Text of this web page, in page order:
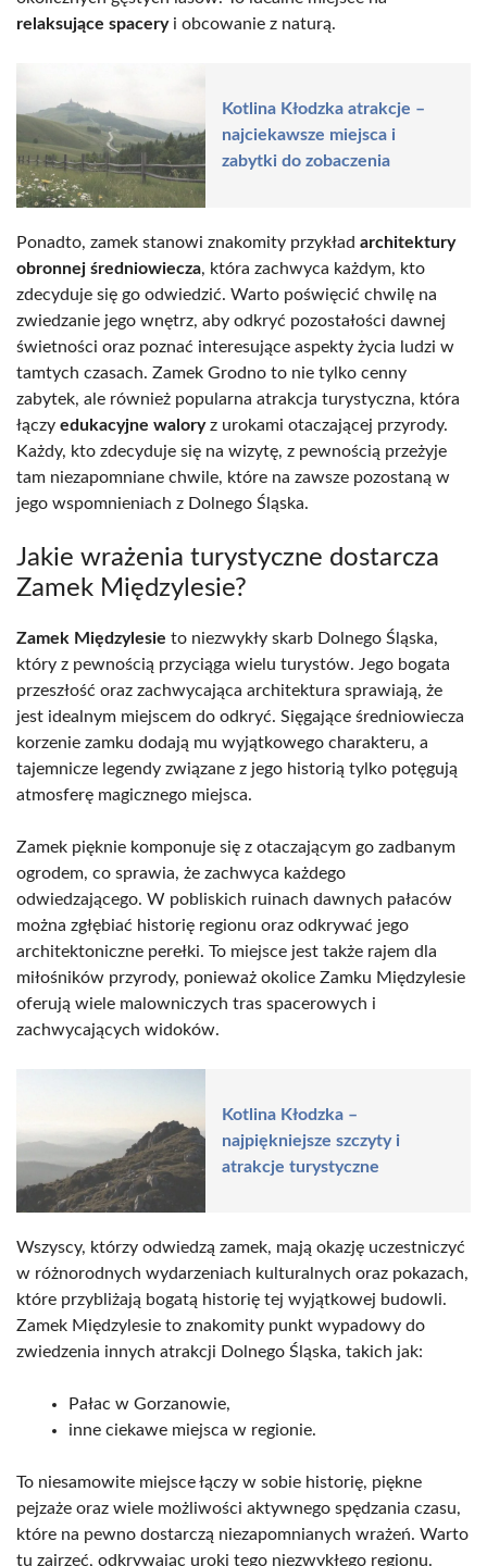
relaksujące spaceryi obcowanie z naturą.
Kotlina Kłodzka atrakcje –
najciekawsze miejsca i
zabytki do zobaczenia
Ponadto, zamek stanowi znakomity przykład architektury
obronnej średniowiecza, która zachwyca każdym, kto
zdecyduje się go odwiedzić. Warto poświęcić chwilę na
zwiedzanie jego wnętrz, aby odkryć pozostałości dawnej
świetności oraz poznać interesujące aspekty życia ludzi w
tamtych czasach. Zamek Grodno to nie tylko cenny
zabytek, ale również popularna atrakcja turystyczna, która
łączy edukacyjne waloryz urokami otaczającej przyrody.
Każdy, kto zdecyduje się na wizytę, z pewnością przeżyje
tam niezapomniane chwile, które na zawsze pozostaną w
jego wspomnieniach z Dolnego Śląska.
Jakie wrażenia turystyczne dostarcza
Zamek Międzylesie?
Zamek Międzylesie to niezwykły skarb Dolnego Śląska,
który z pewnością przyciąga wielu turystów. Jego bogata
przeszłość oraz zachwycająca architektura sprawiają, że
jest idealnym miejscem do odkryć. Sięgające średniowiecza
korzenie zamku dodają mu wyjątkowego charakteru, a
tajemnicze legendy związane z jego historią tylko potęgują
atmosferę magicznego miejsca.
Zamek pięknie komponuje się z otaczającym go zadbanym
ogrodem, co sprawia, że zachwyca każdego
odwiedzającego. W pobliskich ruinach dawnych pałaców
można zgłębiać historię regionu oraz odkrywać jego
architektoniczne perełki. To miejsce jest także rajem dla
miłośników przyrody, ponieważ okolice Zamku Międzylesie
oferują wiele malowniczych tras spacerowych i
zachwycających widoków.
Kotlina Kłodzka –
najpiękniejsze szczyty i
atrakcje turystyczne
Wszyscy, którzy odwiedzą zamek, mają okazję uczestniczyć
w różnorodnych wydarzeniach kulturalnych oraz pokazach,
które przybliżają bogatą historię tej wyjątkowej budowli.
Zamek Międzylesie to znakomity punkt wypadowy do
zwiedzenia innych atrakcji Dolnego Śląska, takich jak:
Pałac w Gorzanowie,
inne ciekawe miejsca w regionie.
To niesamowite miejsce łączy w sobie historię, piękne
pejzaże oraz wiele możliwości aktywnego spędzania czasu,
które na pewno dostarczą niezapomnianych wrażeń. Warto
tu zajrzeć, odkrywając uroki tego niezwykłego regionu.